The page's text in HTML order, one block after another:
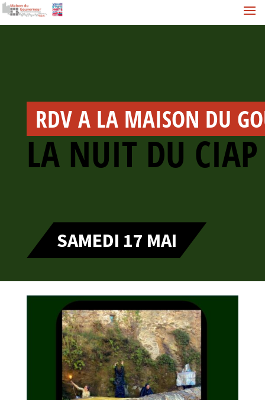
RDV A LA MAISON DU
LA NUIT DU CIAP
SAMEDI 17 MAI